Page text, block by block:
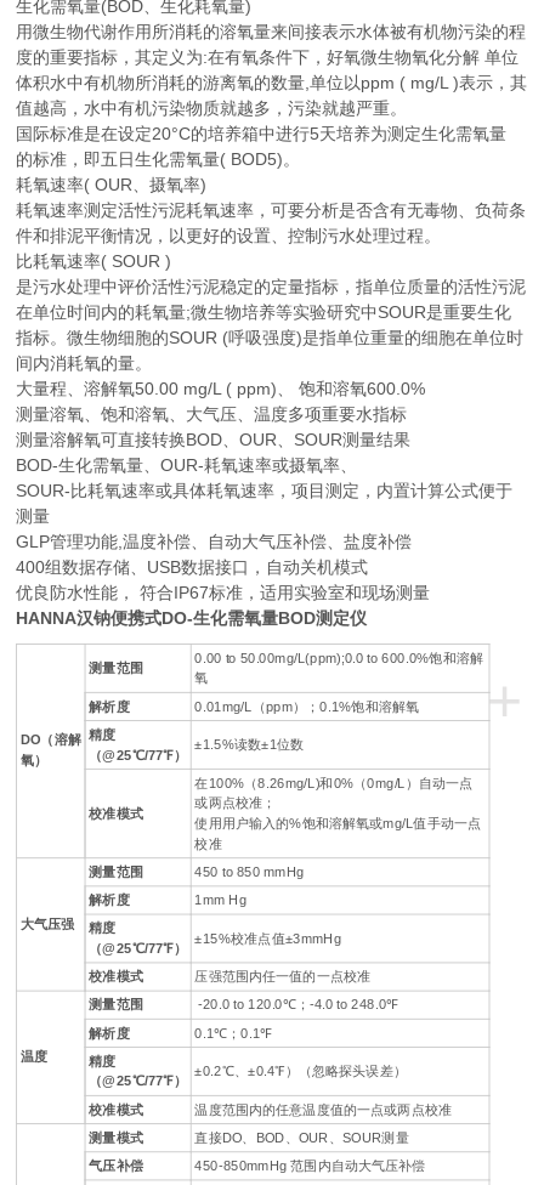
生化需氧量(BOD、生化耗氧量)
用微生物代谢作用所消耗的溶氧量来间接表示水体被有机物污染的程
度的重要指标，其定义为:在有氧条件下，好氧微生物氧化分解 单位
体积水中有机物所消耗的游离氧的数量,单位以ppm ( mg/L )表示，其
值越高，水中有机污染物质就越多，污染就越严重。
国际标准是在设定20°C的培养箱中进行5天培养为测定生化需氧量
的标准，即五日生化需氧量( BOD5)。
耗氧速率( OUR、摄氧率)
耗氧速率测定活性污泥耗氧速率，可要分析是否含有无毒物、负荷条
件和排泥平衡情况，以更好的设置、控制污水处理过程。
比耗氧速率( SOUR )
是污水处理中评价活性污泥稳定的定量指标，指单位质量的活性污泥
在单位时间内的耗氧量;微生物培养等实验研究中SOUR是重要生化
指标。微生物细胞的SOUR (呼吸强度)是指单位重量的细胞在单位时
间内消耗氧的量。
大量程、溶解氧50.00 mg/L ( ppm)、 饱和溶氧600.0%
测量溶氧、饱和溶氧、大气压、温度多项重要水指标
测量溶解氧可直接转换BOD、OUR、SOUR测量结果
BOD-生化需氧量、OUR-耗氧速率或摄氧率、
SOUR-比耗氧速率或具体耗氧速率，项目测定，内置计算公式便于
测量
GLP管理功能,温度补偿、自动大气压补偿、盐度补偿
400组数据存储、USB数据接口，自动关机模式
优良防水性能， 符合IP67标准，适用实验室和现场测量
HANNA汉钠便携式DO-生化需氧量BOD测定仪
+
DO（溶解
氧）
测量范围
0.00 to 50.00mg/L(ppm);0.0 to 600.0%饱和溶解
氧
解析度
0.01mg/L（ppm）；0.1%饱和溶解氧
精度
（@25℃/77℉）
±1.5%读数±1位数
校准模式
在100%（8.26mg/L)和0%（0mg/L）自动一点
或两点校准；
使用用户输入的%饱和溶解氧或mg/L值手动一点
校准
大气压强
测量范围
450 to 850 mmHg
解析度
1mm Hg
精度
（@25℃/77℉）
±15%校准点值±3mmHg
校准模式 压强范围内任一值的一点校准
温度
测量范围
-20.0 to 120.0℃；-4.0 to 248.0℉
解析度
0.1℃；0.1℉
精度
（@25℃/77℉）
±0.2℃、±0.4℉）（忽略探头误差）
校准模式 温度范围内的任意温度值的一点或两点校准
测量模式
直接DO、BOD、OUR、SOUR测量
气压补偿
450-850mmHg 范围内自动大气压补偿